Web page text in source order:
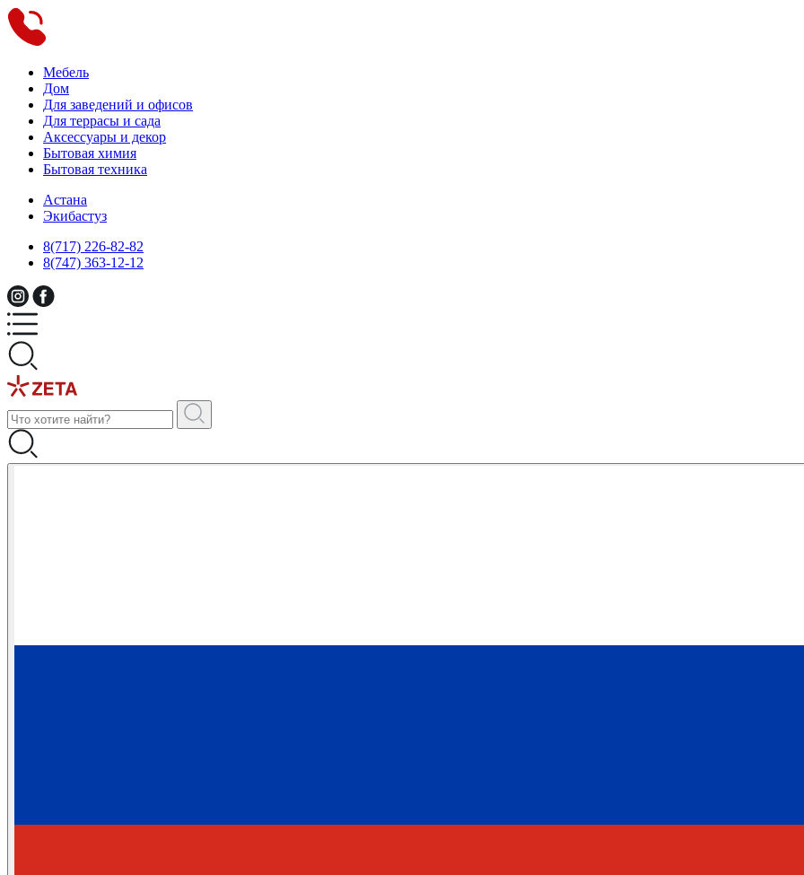
Мебель
Дом
Для заведений и офисов
Для террасы и сада
Аксессуары и декор
Бытовая химия
Бытовая техника
Астана
Экибастуз
8(717) 226-82-82
8(747) 363-12-12